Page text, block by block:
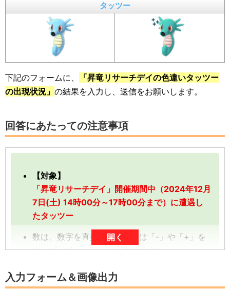
タッツー
下記のフォームに、
「昇竜リサーチデイの色違いタッツー
の出現状況」 の結果を入力し、送信をお願いします。
回答にあたっての注意事項
【対象】
「昇竜リサーチデイ」開催期間中（2024年12月
7日(土) 14時00分～17時00分まで）に遭遇し
たタッツー
数は、数字を直接入力、または「-」や「+」を
タップしていただくと入力できます。
数字は、前回の入力内容に追加分を加算する形
（累計数）で入力をお願いします。
開く
入力フォーム＆画像出力